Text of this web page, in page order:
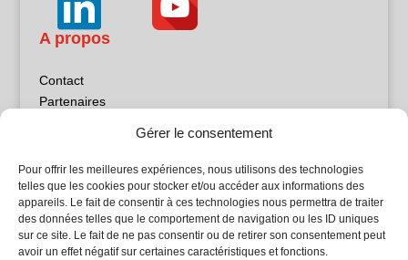
Gérer le consentement
Pour offrir les meilleures expériences, nous utilisons des technologies
telles que les cookies pour stocker et/ou accéder aux informations des
appareils. Le fait de consentir à ces technologies nous permettra de traiter
des données telles que le comportement de navigation ou les ID uniques
sur ce site. Le fait de ne pas consentir ou de retirer son consentement peut
avoir un effet négatif sur certaines caractéristiques et fonctions.
A propos
Contact
Partenaires
Politique de confidentialité
Sites partenaires
5Façades
Atrium Patrimoine